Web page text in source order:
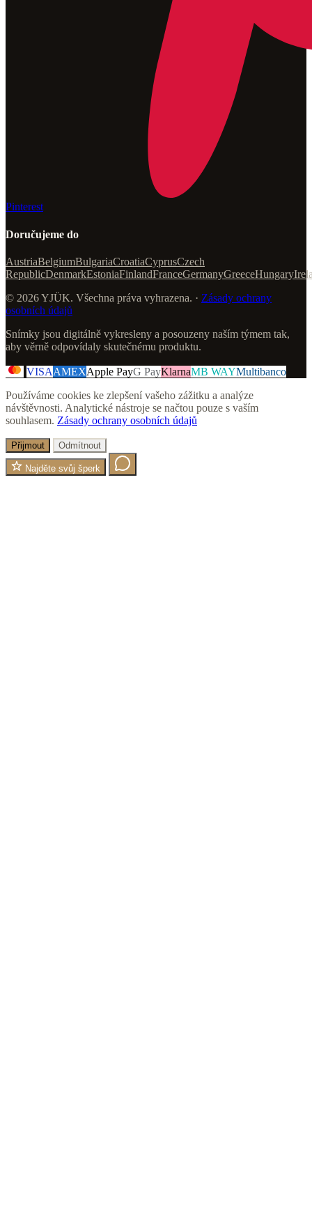
Pinterest
Doručujeme do
AustriaBelgiumBulgariaCroatiaCyprusCzech
RepublicDenmarkEstoniaFinlandFranceGermanyGreeceHungary
© 2026 YJÜK. Všechna práva vyhrazena. · Zásady ochrany
osobních údajů
Snímky jsou digitálně vykresleny a posouzeny naším týmem tak,
aby věrně odpovídaly skutečnému produktu.
VISAAMEXApple PayG PayKlarnaMB WAYMultibanco
Používáme cookies ke zlepšení vašeho zážitku a analýze
návštěvnosti. Analytické nástroje se načtou pouze s vaším
souhlasem. Zásady ochrany osobních údajů
Přijmout Odmítnout
Najděte svůj šperk